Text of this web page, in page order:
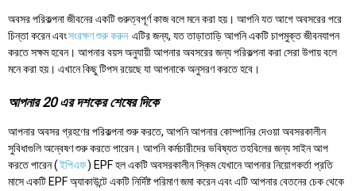
অবসর পরিকল্পনা জীবনের একটি গুরুত্বপূর্ণ কাজ বলে মনে করা হয়। আপনি যত আগে অবসরের পরে
চিন্তা করেন এবংসংরক্ষণ শুরু করুন এটির জন্য, যত তাড়াতাড়ি আপনি একটি চাপমুক্ত জীবনযাপন
করতে সক্ষম হবেন। আপনার বয়স অনুযায়ী আপনার অবসরের জন্য পরিকল্পনা করা সেরা উপায় বলে
মনে করা হয়। এখানে কিছু টিপস রয়েছে যা আপনাকে অনুসরণ করতে হবে।
আপনার 20 এর দশকের শেষের দিকে
আপনার অবসর গ্রহণের পরিকল্পনা শুরু করতে, আপনি আপনার কোম্পানির দেওয়া অবসরকালীন
সুবিধাগুলি অন্বেষণ শুরু করতে পারেন। আপনি কর্মচারীদের ভবিষ্যত তহবিলের জন্য সাইন আপ
করতে পারেন (ইপিএফ) EPF হল একটি অবসরকালীন স্কিম যেখানে আপনার নিয়োগকর্তা প্রতি
মাসে একটি EPF অ্যাকাউন্টে একটি নির্দিষ্ট পরিমাণ জমা করেন এবং এটি আপনার বেতনের চেক থেকে